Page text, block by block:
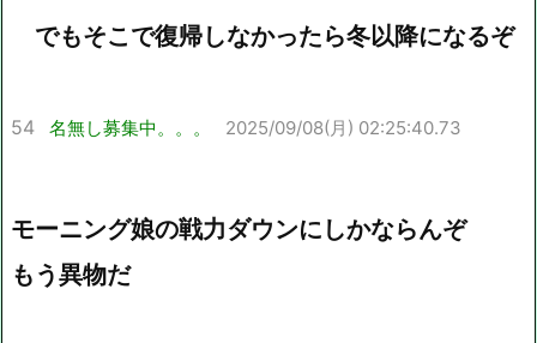
でもそこで復帰しなかったら冬以降になるぞ
54 名無し募集中。。。 2025/09/08(月) 02:25:40.73
モーニング娘の戦力ダウンにしかならんぞ
もう異物だ